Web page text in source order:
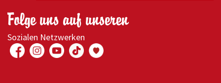
Folge uns auf unseren
Sozialen Netzwerken